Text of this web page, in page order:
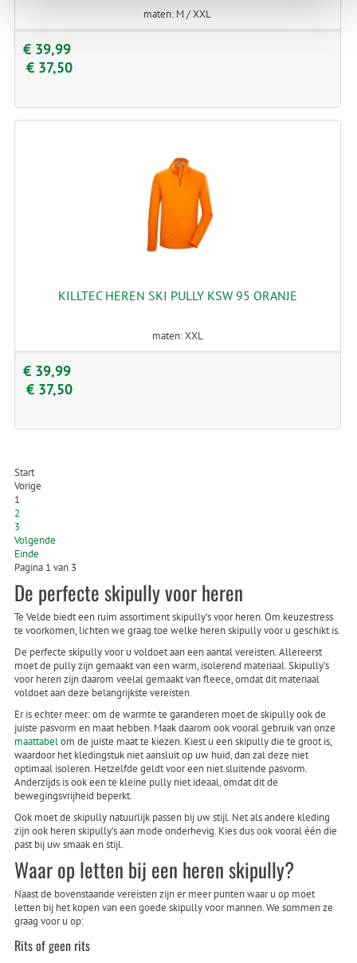
maten: M / XXL
€ 39,99
€ 37,50
KILLTEC HEREN SKI PULLY KSW 95 ORANJE
maten: XXL
€ 39,99
€ 37,50
Start
Vorige
1
2
3
Volgende
Einde
Pagina 1 van 3
De perfecte skipully voor heren
Te Velde biedt een ruim assortiment skipully’s voor heren. Om keuzestress
te voorkomen, lichten we graag toe welke heren skipully voor u geschikt is.
De perfecte skipully voor u voldoet aan een aantal vereisten. Allereerst
moet de pully zijn gemaakt van een warm, isolerend materiaal. Skipully’s
voor heren zijn daarom veelal gemaakt van fleece, omdat dit materiaal
voldoet aan deze belangrijkste vereisten.
Er is echter meer: om de warmte te garanderen moet de skipully ook de
juiste pasvorm en maat hebben. Maak daarom ook vooral gebruik van onze
maattabelom de juiste maat te kiezen. Kiest u een skipully die te groot is,
waardoor het kledingstuk niet aansluit op uw huid, dan zal deze niet
optimaal isoleren. Hetzelfde geldt voor een niet sluitende pasvorm.
Anderzijds is ook een te kleine pully niet ideaal, omdat dit de
bewegingsvrijheid beperkt.
Ook moet de skipully natuurlijk passen bij uw stijl. Net als andere kleding
zijn ook heren skipully’s aan mode onderhevig. Kies dus ook vooral één die
past bij uw smaak en stijl.
Waar op letten bij een heren skipully?
Naast de bovenstaande vereisten zijn er meer punten waar u op moet
letten bij het kopen van een goede skipully voor mannen. We sommen ze
graag voor u op:
Rits of geen rits